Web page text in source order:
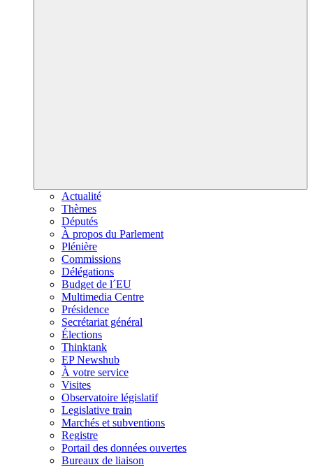
Actualité
Thèmes
Députés
À propos du Parlement
Plénière
Commissions
Délégations
Budget de l´EU
Multimedia Centre
Présidence
Secrétariat général
Élections
Thinktank
EP Newshub
À votre service
Visites
Observatoire législatif
Legislative train
Marchés et subventions
Registre
Portail des données ouvertes
Bureaux de liaison